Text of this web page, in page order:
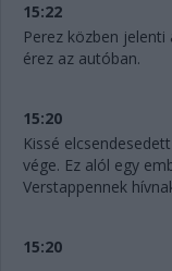
15:22
Perez közben
érez az autóban.
15:20
Kissé
vége. Ez alól egy
Verstappennek
15:20